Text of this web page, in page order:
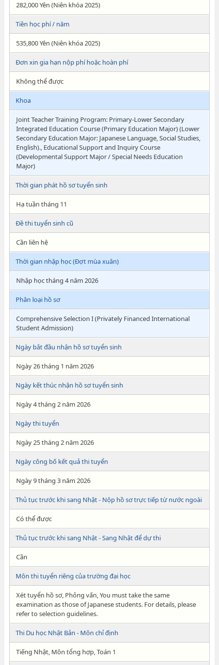
282,000 Yên (Niên khóa 2025)
Tiền học phí / năm
535,800 Yên (Niên khóa 2025)
Đơn xin gia hạn nộp phí hoặc hoàn phí
Không thể được
Khoa
Joint Teacher Training Program: Primary-Lower Secondary
Integrated Education Course (Primary Education Major) (Lower
Secondary Education Major: Japanese Language, Social Studies,
English)., Educational Support and Inquiry Course
(Developmental Support Major / Special Needs Education
Major)
Thời gian phát hồ sơ tuyển sinh
Hạ tuần tháng 11
Đề thi tuyển sinh cũ
Cần liên hệ
Thời gian nhập học (Đợt mùa xuân)
Nhập học tháng 4 năm 2026
Phân loại hồ sơ
Comprehensive Selection I (Privately Financed International
Student Admission)
Ngày bắt đầu nhận hồ sơ tuyển sinh
Ngày 26 tháng 1 năm 2026
Ngày kết thúc nhận hồ sơ tuyển sinh
Ngày 4 tháng 2 năm 2026
Ngày thi tuyển
Ngày 25 tháng 2 năm 2026
Ngày công bố kết quả thi tuyển
Ngày 9 tháng 3 năm 2026
Thủ tục trước khi sang Nhật - Nộp hồ sơ trực tiếp từ nước ngoài
Có thể được
Thủ tục trước khi sang Nhật - Sang Nhật để dự thi
Cần
Môn thi tuyển riêng của trường đại học
Xét tuyển hồ sơ, Phỏng vấn, You must take the same
examination as those of Japanese students. For details, please
refer to selection guidelines.
Thi Du học Nhật Bản - Môn chỉ định
Tiếng Nhật, Môn tổng hợp, Toán 1